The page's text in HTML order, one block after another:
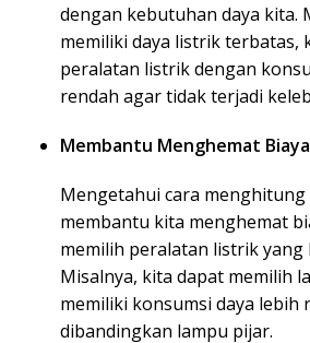
dengan kebutuhan daya kita.
memiliki daya listrik terbatas,
peralatan listrik dengan
rendah agar tidak terjadi
Membantu Menghemat
Mengetahui cara
membantu kita menghemat
memilih peralatan listrik yang
Misalnya, kita dapat memilih
memiliki konsumsi daya lebih
dibandingkan lampu pijar.